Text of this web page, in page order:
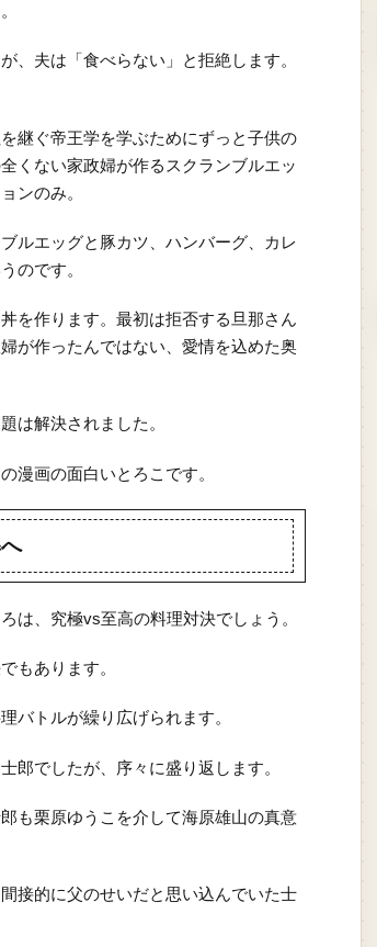
、夫は「食べらない」と拒絶します。
継ぐ帝王学を学ぶためにずっと子供の
くない家政婦が作るスクランブルエッ
ンのみ。
ルエッグと豚カツ、ハンバーグ、カレ
のです。
を作ります。最初は拒否する旦那さん
が作ったんではない、愛情を込めた奥
は解決されました。
漫画の面白いとろこです。
は、究極vs至高の料理対決でしょう。
もあります。
バトルが繰り広げられます。
郎でしたが、序々に盛り返します。
も栗原ゆうこを介して海原雄山の真意
接的に父のせいだと思い込んでいた士